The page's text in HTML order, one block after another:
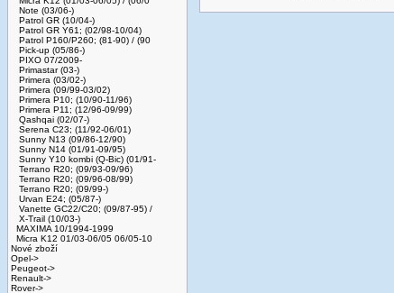
Note (03/06-)
Patrol GR (10/04-)
Patrol GR Y61; (02/98-10/04)
Patrol P160/P260; (81-90) / (90
Pick-up (05/86-)
PIXO 07/2009-
Primastar (03-)
Primera (03/02-)
Primera (09/99-03/02)
Primera P10; (10/90-11/96)
Primera P11; (12/96-09/99)
Qashqai (02/07-)
Serena C23; (11/92-06/01)
Sunny N13 (09/86-12/90)
Sunny N14 (01/91-09/95)
Sunny Y10 kombi (Q-Bic) (01/91-
Terrano R20; (09/93-09/96)
Terrano R20; (09/96-08/99)
Terrano R20; (09/99-)
Urvan E24; (05/87-)
Vanette GC22/C20; (09/87-95) /
X-Trail (10/03-)
MAXIMA 10/1994-1999
Micra K12 01/03-06/05 06/05-10
Nové zboží
Opel->
Peugeot->
Renault->
Rover->